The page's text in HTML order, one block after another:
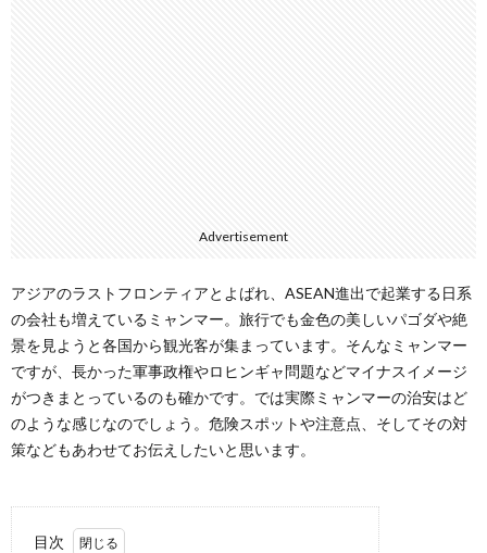
Advertisement
アジアのラストフロンティアとよばれ、ASEAN進出で起業する日系
の会社も増えているミャンマー。旅行でも金色の美しいパゴダや絶
景を見ようと各国から観光客が集まっています。そんなミャンマー
ですが、長かった軍事政権やロヒンギャ問題などマイナスイメージ
がつきまとっているのも確かです。では実際ミャンマーの治安はど
のような感じなのでしょう。危険スポットや注意点、そしてその対
策などもあわせてお伝えしたいと思います。
目次